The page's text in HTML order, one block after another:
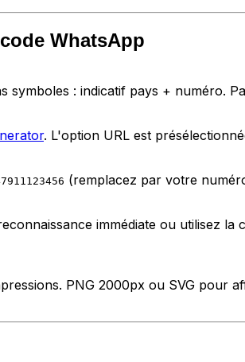
WhatsApp
symboles : indicatif pays + numéro.
. L'option URL est
(remplacez par votre
immédiate ou utilisez
PNG 2000px ou SVG pour